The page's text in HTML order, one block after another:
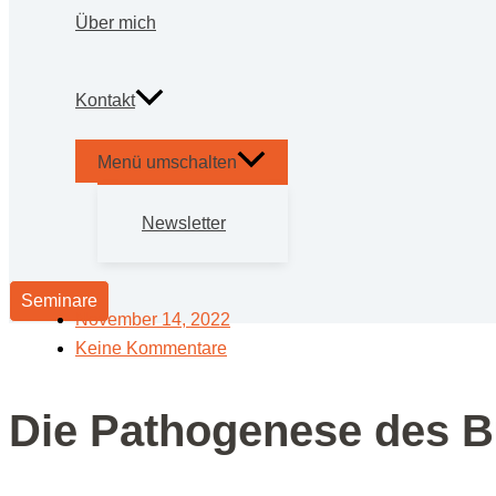
Über mich
Kon­takt
Menü umschalten
News­let­ter
Seminare
November 14, 2022
Keine Kommentare
Die Patho­ge­ne­se des